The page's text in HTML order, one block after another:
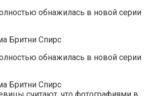
Бритни Спирс
Бритни Спирс